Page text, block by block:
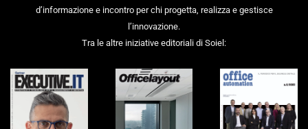
d’informazione e incontro per chi progetta, realizza e gestisce
l’innovazione.
Tra le altre iniziative editoriali di Soiel: